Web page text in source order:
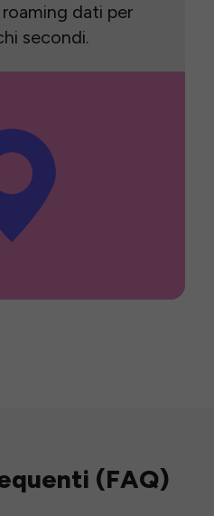
dati per
secondi.
(FAQ)